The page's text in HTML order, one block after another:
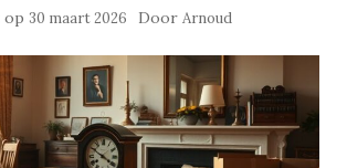
op 30 maart 2026 Door Arnoud